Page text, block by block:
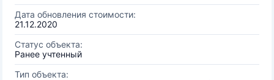
Дата обновления стоимости:
21.12.2020
Статус объекта:
Ранее учтенный
Тип объекта: